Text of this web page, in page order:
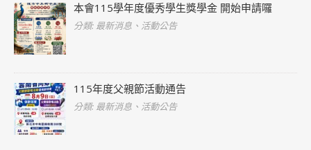
本會115學年度優秀學生獎學金 開始申請囉
分類: 最新消息、活動公告
115年度父親節活動通告
分類: 最新消息、活動公告